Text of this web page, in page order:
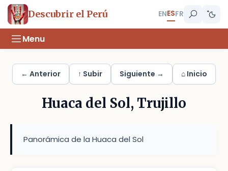
Descubrir el Perú ENESFR
Menu
← Anterior ↑ Subir Siguiente → ⌂ Inicio
Huaca del Sol, Trujillo
Panorámica de la Huaca del Sol